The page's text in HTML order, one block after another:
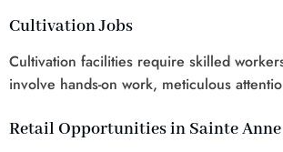
Cultivation Jobs
Cultivation facilities require skilled
involve hands-on work, meticulous
Retail Opportunities in Sainte Anne